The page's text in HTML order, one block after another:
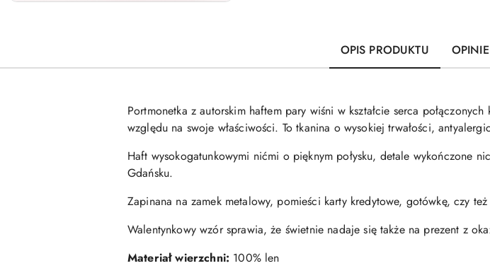
OPIS PRODUKTU
Portmonetka z autorskim haftem pary wiśni w kształcie serca
względu na swoje właściwości. To tkanina o wysokiej trwałości,
Haft wysokogatunkowymi nićmi o pięknym połysku, detale wykończone
Gdańsku.
Zapinana na zamek metalowy, pomieści karty kredytowe, gotówkę, czy
Walentynkowy wzór sprawia, że świetnie nadaje się także na prezent z
Materiał wierzchni: 100% len